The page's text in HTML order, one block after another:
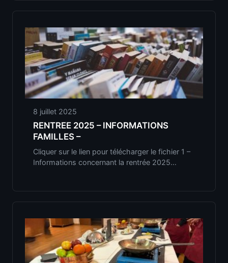
8 juillet 2025
RENTREE 2025 – INFORMATIONS
FAMILLES –
Cliquer sur le lien pour télécharger le fichier 1 –
Informations concernant la rentrée 2025…